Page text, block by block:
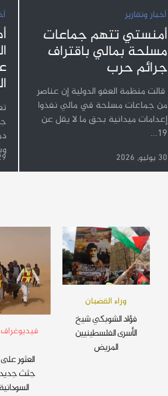
أخبار وتقارير
أمنستي تتهم جماعات
مسلحة بمالي باقتراف
جرائم حرب
قالت منظمة العفو الدولية إن عناصر
من جماعات مسلحة في مالي نفذوا
إعدامات ميدانية بحق ما لا يقل عن
19...
30 يوليو, 2026 29
وراء القضبان
فؤاد الشوبكي شيخ
الأسرى الفلسطينيين
المريض
فيديوغراف
العثور
جثث